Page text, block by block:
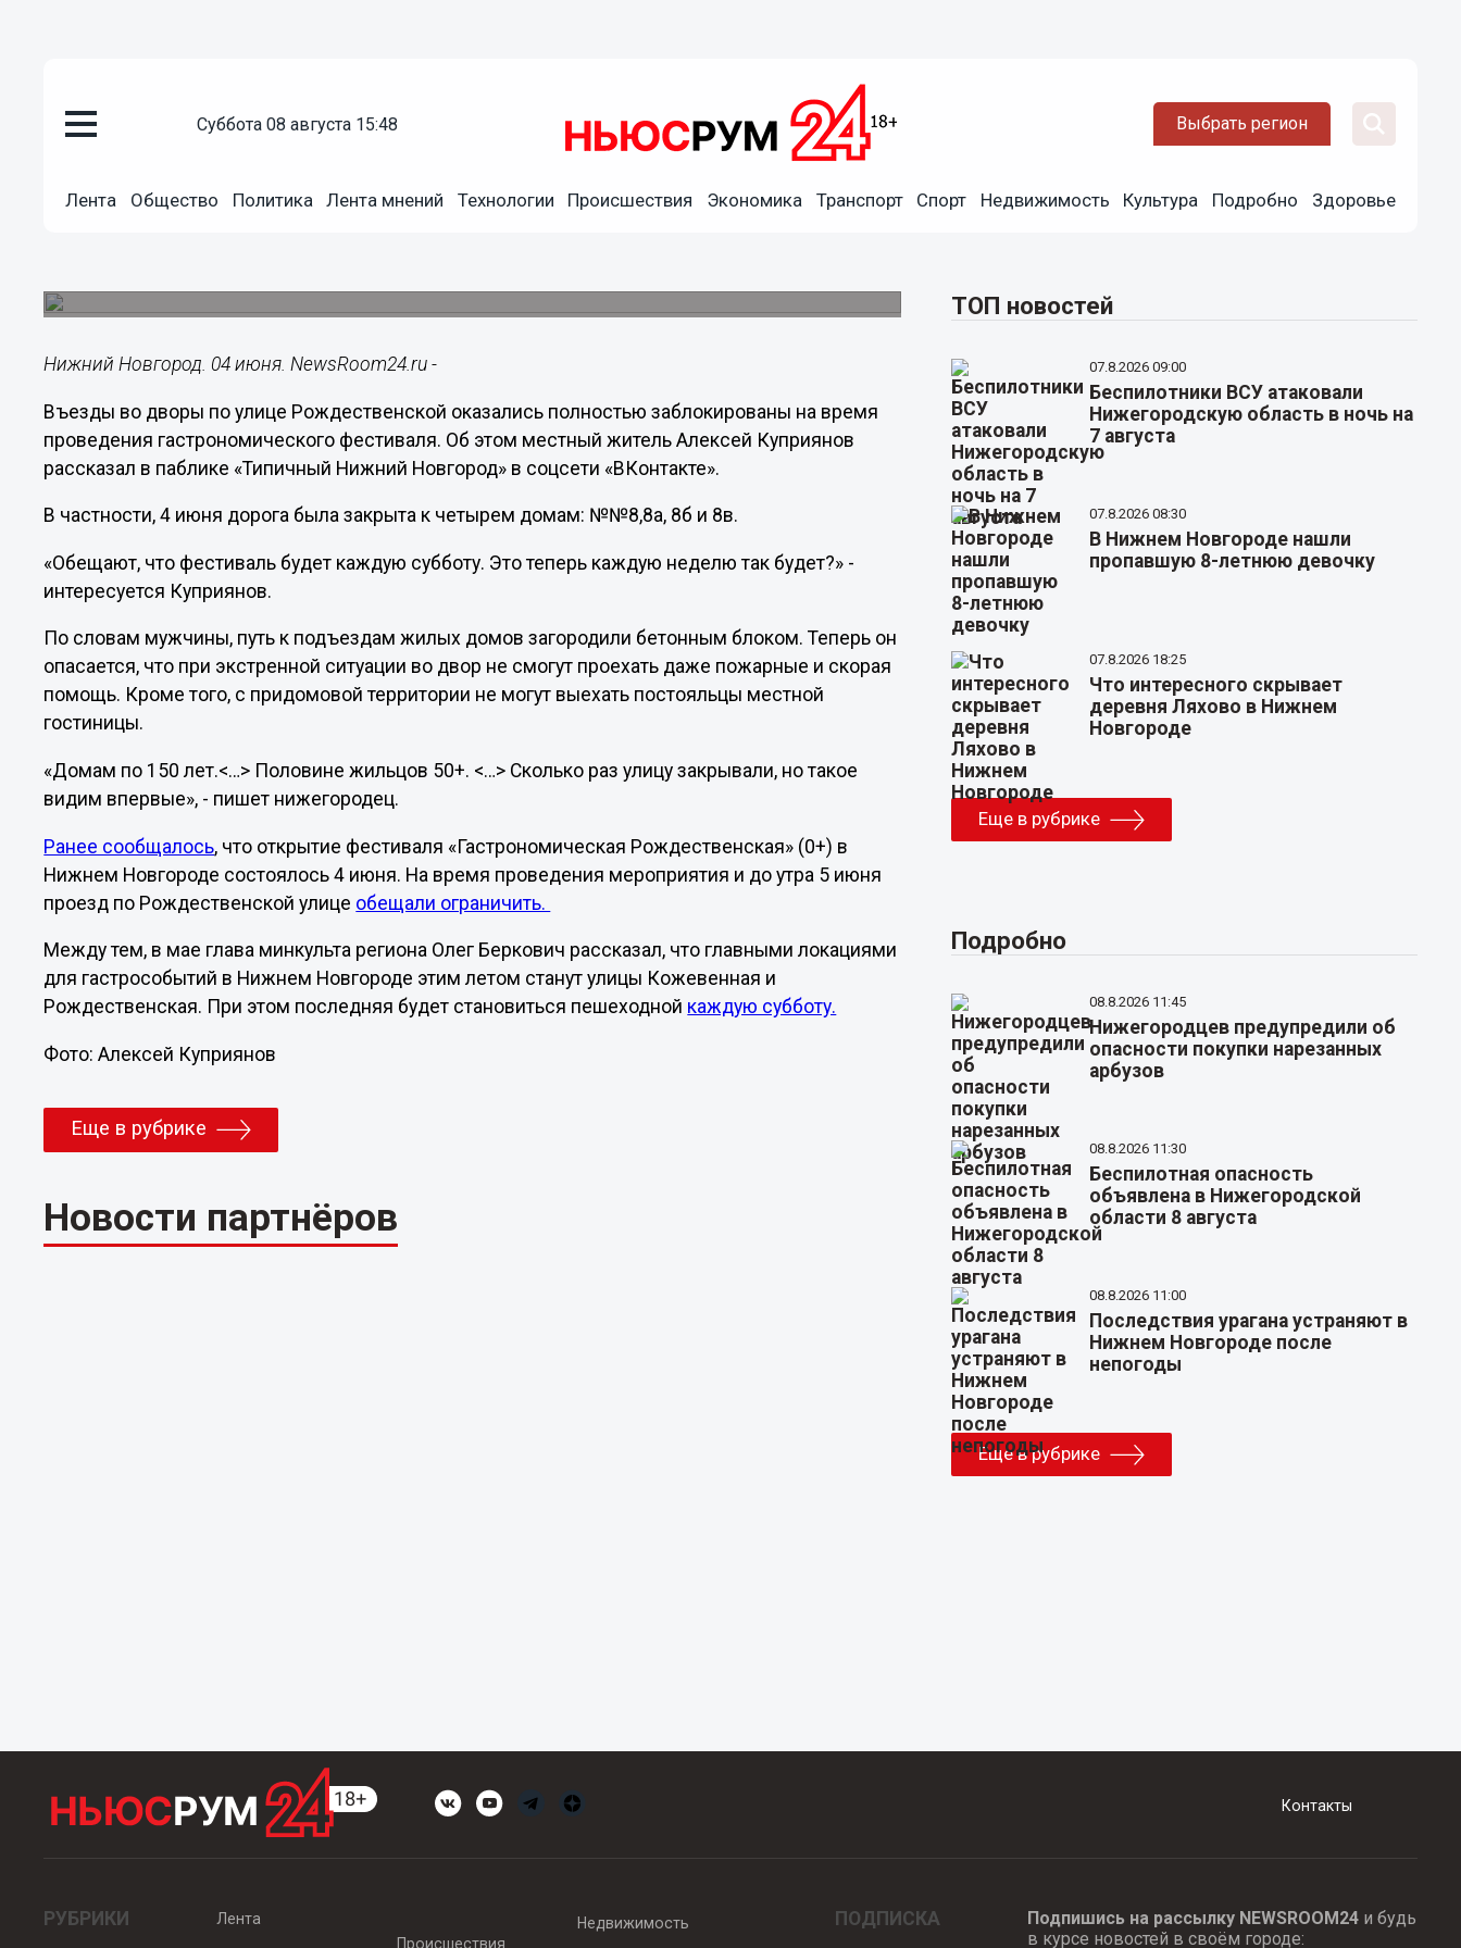
суббота 08 августа 15:48 Выбрать регион
Лента Общество Политика Лента мнений Технологии Происшествия Экономика Транспорт Спорт Недвижимость Культура Подробно Здоровье
Въезды во дворы на Рождественской заблокировали в
Нижний Новгород. 04 июня. NewsRoom24.ru -
Въезды во дворы по улице Рождественской оказались полностью заблокированы на время
проведения гастрономического фестиваля. Об этом местный житель Алексей Куприянов
рассказал в паблике «Типичный Нижний Новгород» в соцсети «ВКонтакте».
В частности, 4 июня дорога была закрыта к четырем домам: №№8,8а, 8б и 8в.
«Обещают, что фестиваль будет каждую субботу. Это теперь каждую неделю так будет?» -
интересуется Куприянов.
По словам мужчины, путь к подъездам жилых домов загородили бетонным блоком. Теперь он
опасается, что при экстренной ситуации во двор не смогут проехать даже пожарные и скорая
помощь. Кроме того, с придомовой территории не могут выехать постояльцы местной
гостиницы.
«Домам по 150 лет.<…> Половине жильцов 50+. <…> Сколько раз улицу закрывали, но такое
видим впервые», - пишет нижегородец.
Ранее сообщалось, что открытие фестиваля «Гастрономическая Рождественская» (0+) в
Нижнем Новгороде состоялось 4 июня. На время проведения мероприятия и до утра 5 июня
проезд по Рождественской улице обещали ограничить.
Между тем, в мае глава минкульта региона Олег Беркович рассказал, что главными локациями
для гастрособытий в Нижнем Новгороде этим летом станут улицы Кожевенная и
Рождественская. При этом последняя будет становиться пешеходной каждую субботу.
Фото: Алексей Куприянов
Еще в рубрике
Новости партнёров
ТОП новостей
07.8.2026 09:00
Беспилотники ВСУ атаковали
Нижегородскую область в ночь на
7 августа
07.8.2026 08:30
В Нижнем Новгороде нашли
пропавшую 8-летнюю девочку
07.8.2026 18:25
Что интересного скрывает
деревня Ляхово в Нижнем
Новгороде
Еще в рубрике
Подробно
08.8.2026 11:45
Нижегородцев предупредили об
опасности покупки нарезанных
арбузов
08.8.2026 11:30
Беспилотная опасность
объявлена в Нижегородской
области 8 августа
08.8.2026 11:00
Последствия урагана устраняют в
Нижнем Новгороде после
непогоды
Еще в рубрике
Контакты
РУБРИКИ
Лента
Происшествия
Недвижимость ПОДПИСКА Подпишись на рассылку NEWSROOM24и будь
в курсе новостей в своём городе: